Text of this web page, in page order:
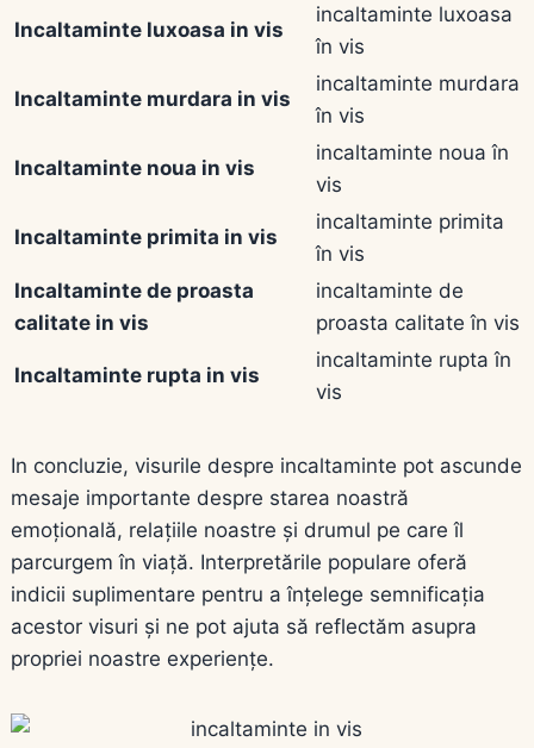
Incaltaminte luxoasa in vis
incaltaminte luxoasa
în vis
Incaltaminte murdara in vis
incaltaminte murdara
în vis
Incaltaminte noua in vis
incaltaminte noua în
vis
Incaltaminte primita in vis
incaltaminte primita
în vis
Incaltaminte de proasta
calitate in vis
incaltaminte de
proasta calitate în vis
Incaltaminte rupta in vis
incaltaminte rupta în
vis
In concluzie, visurile despre incaltaminte pot ascunde
mesaje importante despre starea noastră
emoțională, relațiile noastre și drumul pe care îl
parcurgem în viață. Interpretările populare oferă
indicii suplimentare pentru a înțelege semnificația
acestor visuri și ne pot ajuta să reflectăm asupra
propriei noastre experiențe.